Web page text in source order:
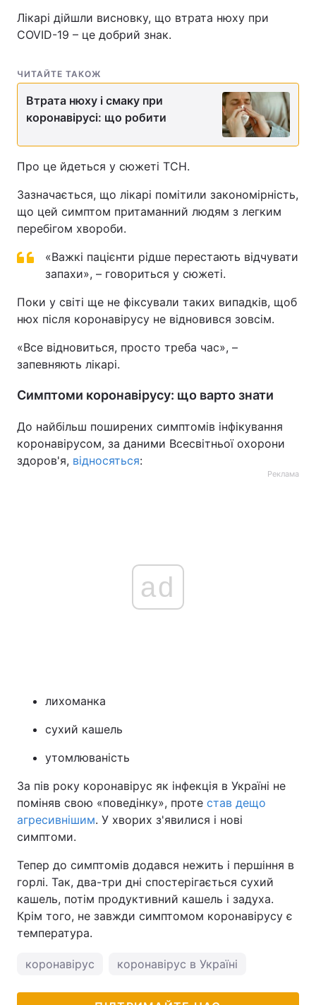
Цікавинки Погода
Лонгріди
Відео з Youtube
Контакти
Тема оформлення
Лікарі дійшли висновку, що втрата нюху при
COVID-19 – це добрий знак.
ЧИТАЙТЕ ТАКОЖ
Втрата нюху і смаку при
коронавірусі: що робити
Про це йдеться у сюжеті ТСН.
Зазначається, що лікарі помітили закономірність,
що цей симптом притаманний людям з легким
перебігом хвороби.
«Важкі пацієнти рідше перестають відчувати
запахи», – говориться у сюжеті.
Поки у світі ще не фіксували таких випадків, щоб
нюх після коронавірусу не відновився зовсім.
«Все відновиться, просто треба час», –
запевняють лікарі.
Симптоми коронавірусу: що варто знати
До найбільш поширених симптомів інфікування
коронавірусом, за даними Всесвітньої охорони
здоров'я, відносяться:
Реклама
ad
лихоманка
сухий кашель
утомлюваність
За пів року коронавірус як інфекція в Україні не
поміняв свою «поведінку», проте став дещо
агресивнішим. У хворих з'явилися і нові
симптоми.
Тепер до симптомів додався нежить і першіння в
горлі. Так, два-три дні спостерігається сухий
кашель, потім продуктивний кашель і задуха.
Крім того, не завжди симптомом коронавірусу є
температура.
коронавірус коронавірус в Україні